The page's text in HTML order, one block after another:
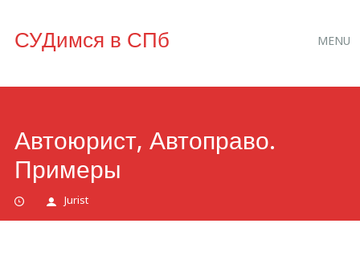
СУДимся в СПб MENU
Автоюрист, Автоправо.
Примеры
Jurist